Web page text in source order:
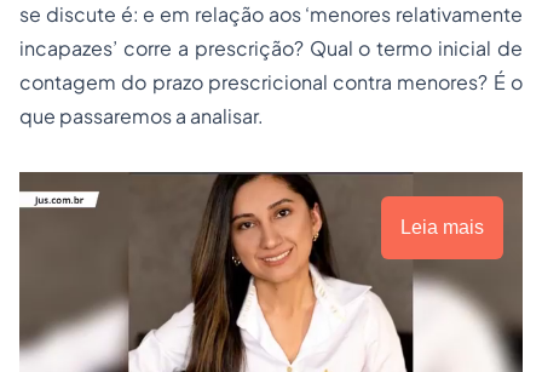
se discute é: e em relação aos ‘menores relativamente
incapazes’ corre a prescrição? Qual o termo inicial de
contagem do prazo prescricional contra menores? É o
que passaremos a analisar.
Leia mais